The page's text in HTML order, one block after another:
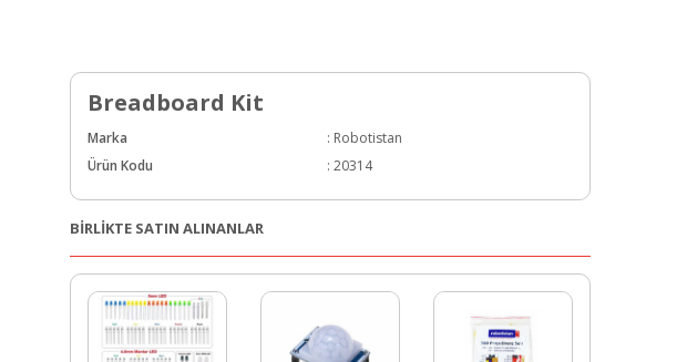
Breadboard Kit
Marka : Robotistan
Ürün Kodu
: 20314
BİRLİKTE SATIN ALINANLAR